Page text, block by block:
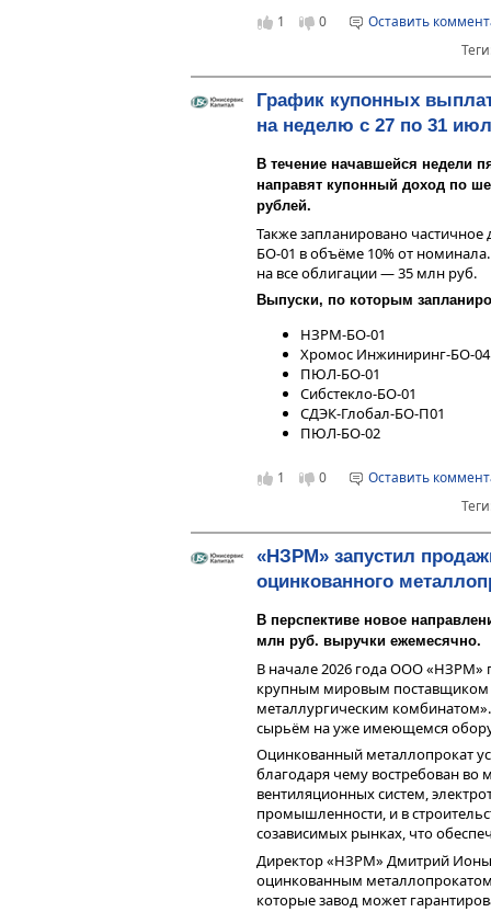
ООО «Сибирское стекло»
производителей стеклотары в
на территории Сибирского и
статус «Амбассадор Стандарта
Производительность завода,
печами и 11 линиями – около 900
1 0
Оставить
График купонных
на неделю с 27 по 31
В течение начавшейся недели
направят купонный доход по
рублей.
Также запланировано
БО-01 в объёме 10% от
на все облигации — 35 млн руб.
Выпуски, по которым
НЗРМ-БО-01
Хромос Инжиниринг-БО-04
ПЮЛ-БО-01
Сибстекло-БО-01
СДЭК-Глобал-БО-П01
ПЮЛ-БО-02
1 0
Оставить
«НЗРМ» запустил
оцинкованного
В перспективе новое
млн руб. выручки ежемесячно.
В начале 2026 года ООО «НЗРМ»
крупным мировым поставщиком
металлургическим
сырьём на уже имеющемся
Оцинкованный металлопрокат
благодаря чему востребован во
вентиляционных систем,
промышленности, и в
созависимых рынках, что
Директор «НЗРМ» Дмитрий
оцинкованным
которые завод может